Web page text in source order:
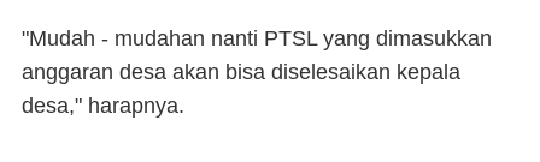
"Mudah - mudahan nanti PTSL yang dimasukkan
anggaran desa akan bisa diselesaikan kepala
desa," harapnya.